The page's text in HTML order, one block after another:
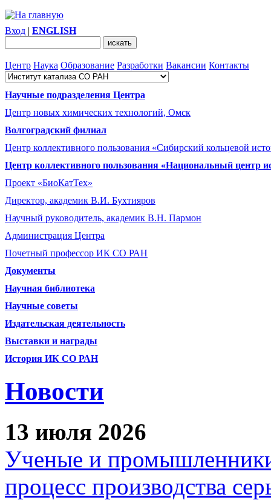
Вход | ENGLISH
Центр Наука Образование Разработки Вакансии Контакты
Научные подразделения Центра
Центр новых химических технологий, Омск
Волгоградский филиал
Центр коллективного пользования «Сибирский кольцевой
Центр коллективного пользования «Национальный центр
Проект «БиоКатТех»
Директор, академик В.И. Бухтияров
Научный руководитель, академик В.Н. Пармон
Администрация Центра
Почетный профессор ИК СО РАН
Документы
Научная библиотека
Научные советы
Издательская деятельность
Выставки и награды
История ИК СО РАН
Новости
13 июля 2026
Ученые и
процесс производства